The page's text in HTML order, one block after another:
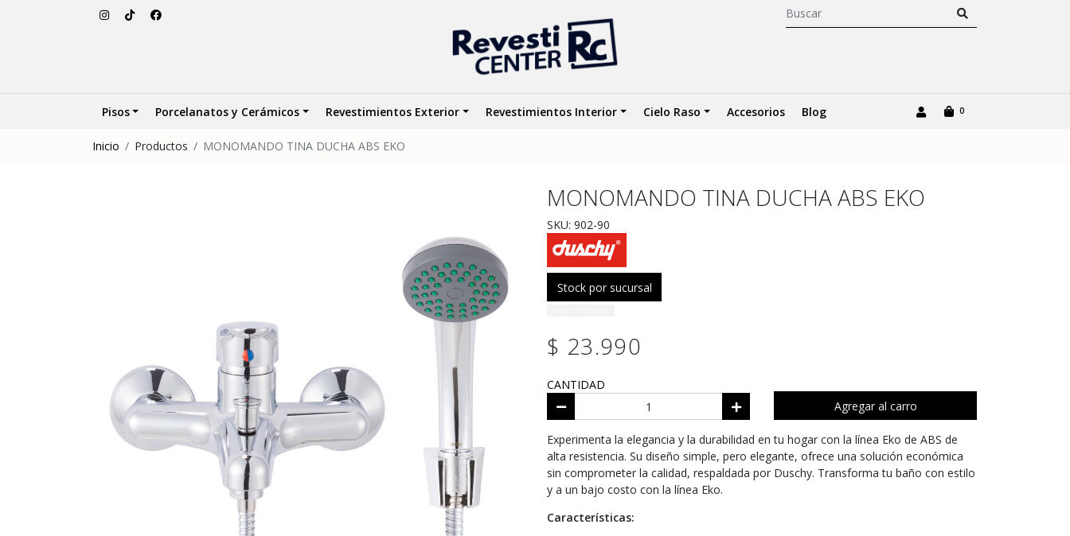
Pisos Porcelanatos y Cerámicos Revestimientos Exterior Revestimientos Interior Cielo Raso Accesorios Blog 0
Inicio Productos MONOMANDO TINA DUCHA ABS EKO
MONOMANDO TINA DUCHA ABS EKO
SKU: 902-90
Stock por sucursal
$ 23.990
CANTIDAD
Agregar al carro
Experimenta la elegancia y la durabilidad en tu hogar con la línea Eko de ABS de
alta resistencia. Su diseño simple, pero elegante, ofrece una solución económica
sin comprometer la calidad, respaldada por Duschy. Transforma tu baño con estilo
y a un bajo costo con la línea Eko.
Características: